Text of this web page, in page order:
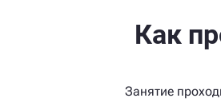
Как
Занятие